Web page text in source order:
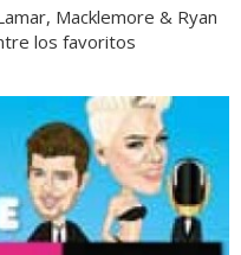
Macklemore & Ryan
los favoritos